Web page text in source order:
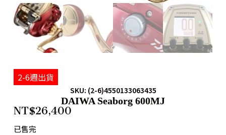
2-6週出貨
SKU: (2-6)4550133063435
DAIWA Seaborg 600MJ
NT$26,400
已售完